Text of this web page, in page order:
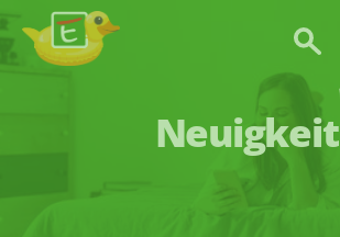
Zum Hauptinhalt springen
Neuigkeit